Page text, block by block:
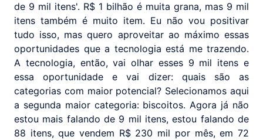
de 9 mil itens'. R$ 1 bilhão é muita grana, mas 9 mil
itens também é muito item. Eu não vou positivar
tudo isso, mas quero aproveitar ao máximo essas
oportunidades que a tecnologia está me trazendo.
A tecnologia, então, vai olhar esses 9 mil itens e
essa oportunidade e vai dizer: quais são as
categorias com maior potencial? Selecionamos aqui
a segunda maior categoria: biscoitos. Agora já não
estou mais falando de 9 mil itens, estou falando de
88 itens, que vendem R$ 230 mil por mês, em 72